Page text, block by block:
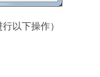
以下操作）